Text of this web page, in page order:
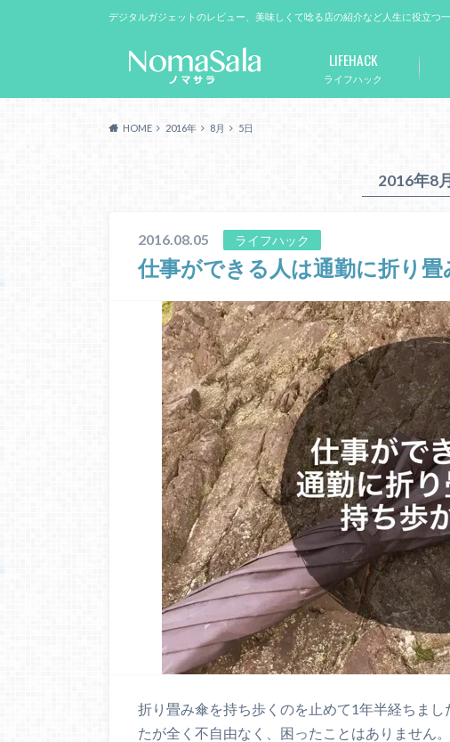
デジタルガジェットのレビュー、美味しくて唸る店の紹介など人生に役立つ
ライフハック
LIFEHACK
HOME 2016年 8月 5日
2016年8
2016.08.05 ライフハック
仕事ができる人は通勤に折り
折り畳み傘を持ち歩くのを止めて1年半経ちま
たが全く不自由なく、困ったことはありません